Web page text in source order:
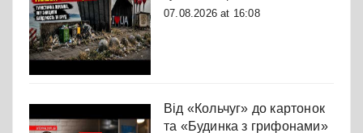
07.08.2026 at 16:08
Від «Кольчуг» до картонок
та «Будинка з грифонами»